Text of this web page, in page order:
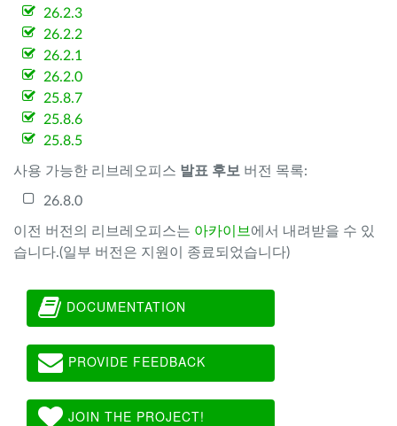
26.2.3
26.2.2
26.2.1
26.2.0
25.8.7
25.8.6
25.8.5
사용 가능한 리브레오피스 발표 후보 버전 목록:
26.8.0
이전 버전의 리브레오피스는 아카이브 에서 내려받을 수 있
습니다.(일부 버전은 지원이 종료되었습니다)
DOCUMENTATION
PROVIDE FEEDBACK
JOIN THE PROJECT!